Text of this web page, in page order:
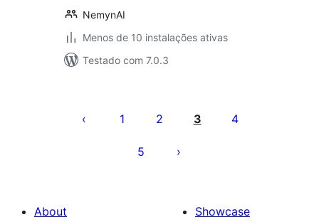
NemynAI
Menos de 10 instalações ativas
Testado com 7.0.3
pagination
1 2 3 4
5
About
Showcase